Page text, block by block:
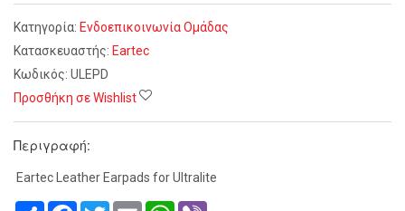
Κατηγορία: Ενδοεπικοινωνία Ομάδας
Κατασκευαστής: Eartec
Κωδικός: ULEPD
Προσθήκη σε Wishlist
Περιγραφή:
Eartec Leather Earpads for Ultralite